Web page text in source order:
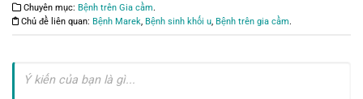
Chuyên mục: Bệnh trên Gia cầm.
Chủ đề liên quan: Bệnh Marek, Bệnh sinh khối u, Bệnh trên gia cầm.